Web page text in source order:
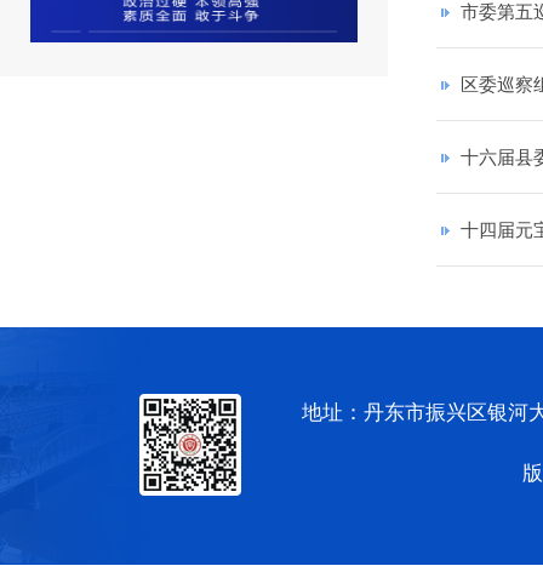
市委第五
区委巡察
十六届县
十四届元
地址：丹东市振兴区银